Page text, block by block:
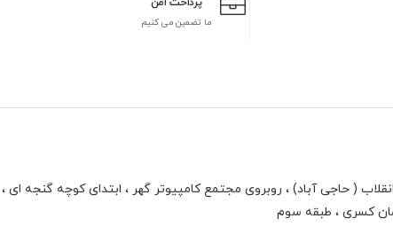
ما تضمین می کنیم
( حاجی آباد) ، روبروی مجتمع كامپيوتر گهر ، ابتدای كوچه گنجه ای ،
كسری ، طبقه سوم